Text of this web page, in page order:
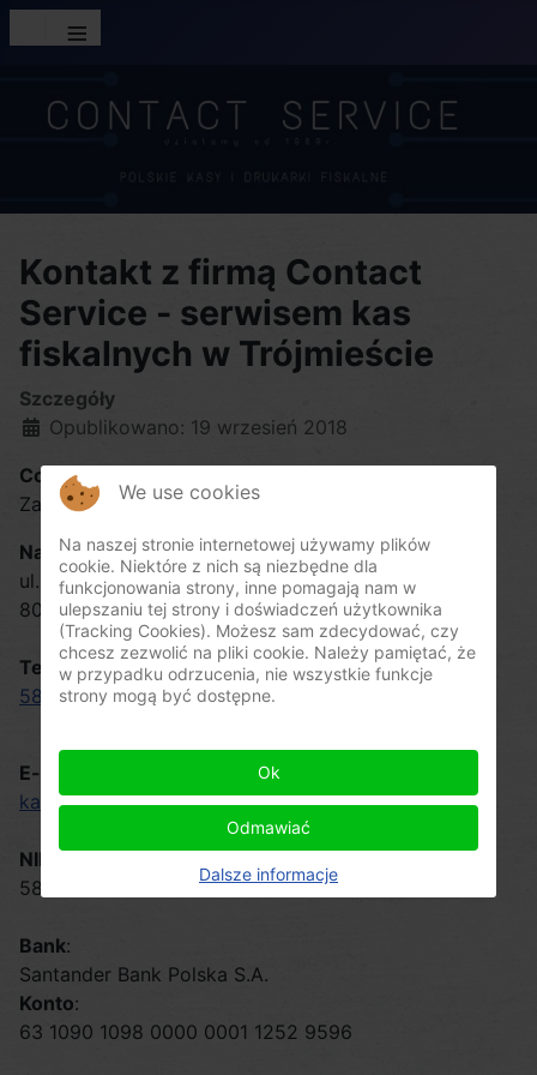
≡
Kontakt z firmą Contact
Service - serwisem kas
fiskalnych w Trójmieście
Szczegóły
Opublikowano: 19 wrzesień 2018
Contact Service
Zakład Elektronicznymgr inż. Lech Kowalewski
Nasz adres:
ul. Jaśkowa Dolina 47/1a
80-286, Gdańsk
Tel
58 3410999
E-mail:
kasy@csc.pl
NIP
584-000-52-49
Bank:
Santander Bank Polska S.A.
Konto:
63 1090 1098 0000 0001 1252 9596
We use cookies
Na naszej stronie internetowej używamy plików
cookie. Niektóre z nich są niezbędne dla
funkcjonowania strony, inne pomagają nam w
ulepszaniu tej strony i doświadczeń użytkownika
(Tracking Cookies). Możesz sam zdecydować, czy
chcesz zezwolić na pliki cookie. Należy pamiętać, że
w przypadku odrzucenia, nie wszystkie funkcje
strony mogą być dostępne.
Ok
Odmawiać
Dalsze informacje